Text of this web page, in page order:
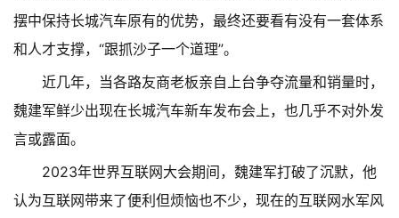
摆中保持长城汽车原有的优势，最终还要看有没有一套体系
和人才支撑，“跟抓沙子一个道理”。
近几年，当各路友商老板亲自上台争夺流量和销量时，
魏建军鲜少出现在长城汽车新车发布会上，也几乎不对外发
言或露面。
2023年世界互联网大会期间，魏建军打破了沉默，他
认为互联网带来了便利但烦恼也不少，现在的互联网水军风